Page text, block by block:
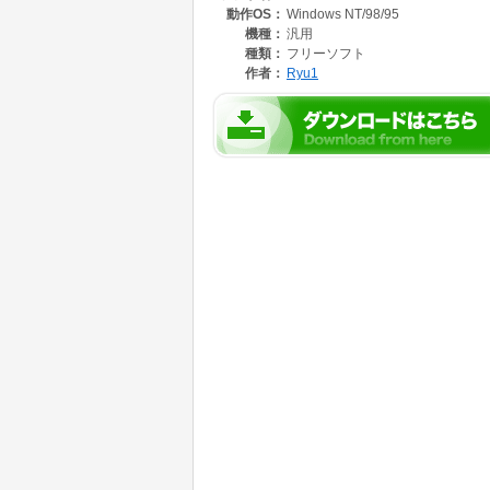
・ビルド終了時に鳴らすWAVEファイルを指
・ツールメニューに登録したプログラムの標
動作OS： Windows NT/98/95
機種： 汎用
種類： フリーソフト
作者： Ryu1